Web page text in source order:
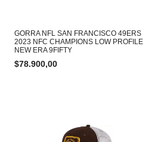
GORRA NFL SAN FRANCISCO 49ERS
2023 NFC CHAMPIONS LOW PROFILE
NEW ERA 9FIFTY
$78.900,00